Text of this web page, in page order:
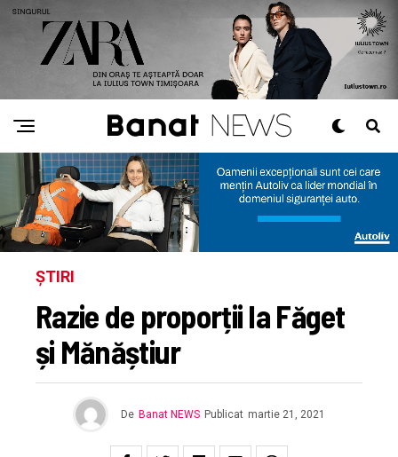
ȘTIRI
Razie de proporții la Făget
și Mănăștiur
De Banat NEWS Publicat martie 21, 2021